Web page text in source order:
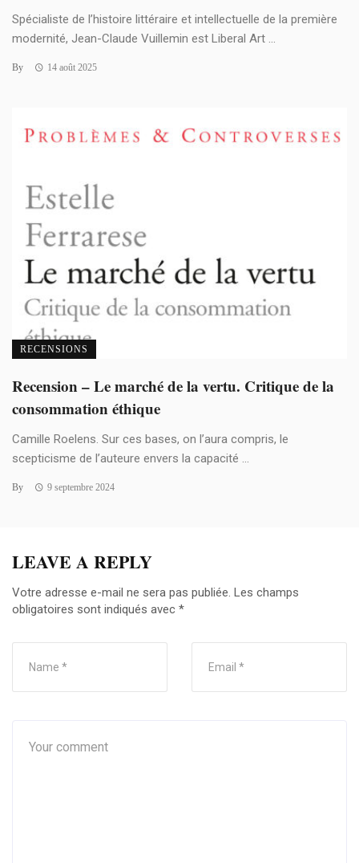
Spécialiste de l’histoire littéraire et intellectuelle de la première
modernité, Jean-Claude Vuillemin est Liberal Art ...
By 14 août 2025
RECENSIONS
Recension – Le marché de la vertu. Critique de la
consommation éthique
Camille Roelens. Sur ces bases, on l’aura compris, le
scepticisme de l’auteure envers la capacité ...
By 9 septembre 2024
LEAVE A REPLY
Votre adresse e-mail ne sera pas publiée. Les champs
obligatoires sont indiqués avec *